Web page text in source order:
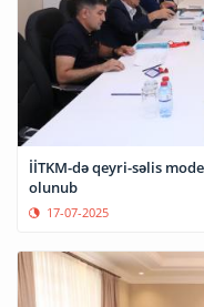
İİTKM-də qeyri-səlis
olunub
17-07-2025